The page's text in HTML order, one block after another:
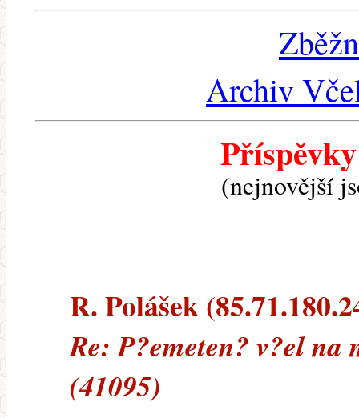
Archiv
(nejnovější
R. Polášek
Re: P?emeten? v?el na
(41095)